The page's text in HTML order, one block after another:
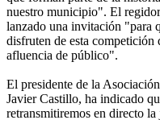
nuestro municipio". El
lanzado una invitación "para
disfruten de esta competición
afluencia de público".
El presidente de la
Javier Castillo, ha indicado
retransmitiremos en directo